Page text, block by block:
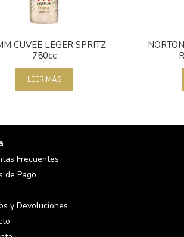
CUVEE LEGER SPRITZ
750cc
LEER MÁS
Frecuentes
de Pago
y Devoluciones